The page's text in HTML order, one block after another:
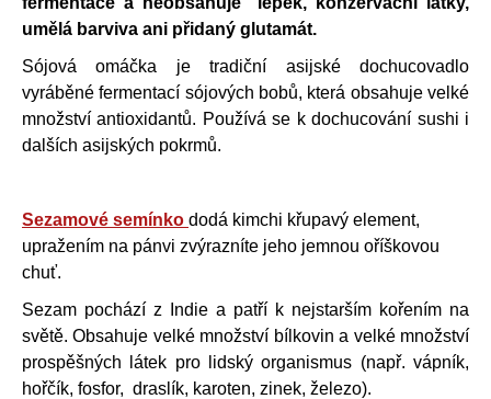
umělá barviva ani přidaný glutamát.
Sójová omáčka je tradiční asijské dochucovadlo
vyráběné fermentací sójových bobů, která obsahuje velké
množství antioxidantů. Používá se k dochucování sushi i
dalších asijských pokrmů.
Sezamové semínko dodá kimchi křupavý element,
upražením na pánvi zvýrazníte jeho jemnou oříškovou
chuť.
Sezam pochází z Indie a patří k nejstarším kořením na
světě. Obsahuje velké množství bílkovin a velké množství
prospěšných látek pro lidský organismus (např. vápník,
hořčík, fosfor, draslík, karoten, zinek, železo).